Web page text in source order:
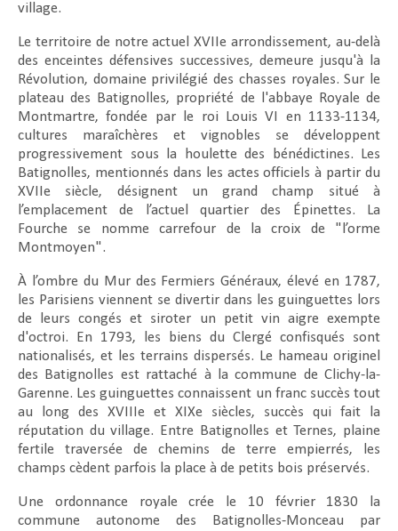
village.
Le territoire de notre actuel XVIIe arrondissement, au-delà
des enceintes défensives successives, demeure jusqu'à la
Révolution, domaine privilégié des chasses royales. Sur le
plateau des Batignolles, propriété de l'abbaye Royale de
Montmartre, fondée par le roi Louis VI en 1133-1134,
cultures maraîchères et vignobles se développent
progressivement sous la houlette des bénédictines. Les
Batignolles, mentionnés dans les actes officiels à partir du
XVIIe siècle, désignent un grand champ situé à
l’emplacement de l’actuel quartier des Épinettes. La
Fourche se nomme carrefour de la croix de "l’orme
Montmoyen".
À l’ombre du Mur des Fermiers Généraux, élevé en 1787,
les Parisiens viennent se divertir dans les guinguettes lors
de leurs congés et siroter un petit vin aigre exempte
d'octroi. En 1793, les biens du Clergé confisqués sont
nationalisés, et les terrains dispersés. Le hameau originel
des Batignolles est rattaché à la commune de Clichy-la-
Garenne. Les guinguettes connaissent un franc succès tout
au long des XVIIIe et XIXe siècles, succès qui fait la
réputation du village. Entre Batignolles et Ternes, plaine
fertile traversée de chemins de terre empierrés, les
champs cèdent parfois la place à de petits bois préservés.
Une ordonnance royale crée le 10 février 1830 la
commune autonome des Batignolles-Monceau par